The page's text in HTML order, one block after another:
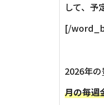
して、予
[/
2026年
月の毎週